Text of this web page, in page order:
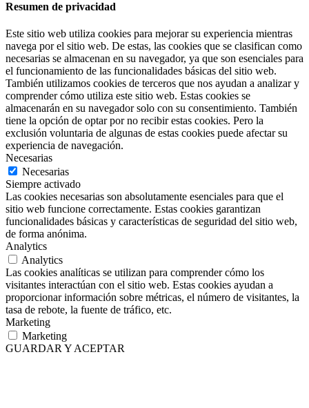
Resumen de privacidad
Este sitio web utiliza cookies para mejorar su experiencia mientras
navega por el sitio web. De estas, las cookies que se clasifican como
necesarias se almacenan en su navegador, ya que son esenciales para
el funcionamiento de las funcionalidades básicas del sitio web.
También utilizamos cookies de terceros que nos ayudan a analizar y
comprender cómo utiliza este sitio web. Estas cookies se
almacenarán en su navegador solo con su consentimiento. También
tiene la opción de optar por no recibir estas cookies. Pero la
exclusión voluntaria de algunas de estas cookies puede afectar su
experiencia de navegación.
Necesarias
Necesarias
Siempre activado
Las cookies necesarias son absolutamente esenciales para que el
sitio web funcione correctamente. Estas cookies garantizan
funcionalidades básicas y características de seguridad del sitio web,
de forma anónima.
Analytics
Analytics
Las cookies analíticas se utilizan para comprender cómo los
visitantes interactúan con el sitio web. Estas cookies ayudan a
proporcionar información sobre métricas, el número de visitantes, la
tasa de rebote, la fuente de tráfico, etc.
Marketing
Marketing
GUARDAR Y ACEPTAR